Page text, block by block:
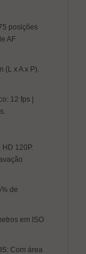
posições
AF
(L x A x P).
12 fps |
120P.
de
em ISO
Com área